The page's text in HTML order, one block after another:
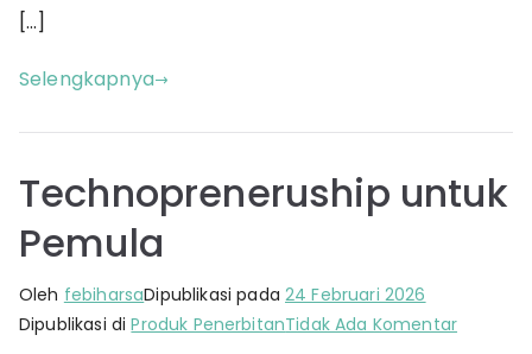
[…]
Selengkapnya
Technopreneruship untuk
Pemula
Oleh febiharsaDipublikasi pada 24 Februari 2026
Dipublikasi diProduk PenerbitanTidak Ada Komentarpada